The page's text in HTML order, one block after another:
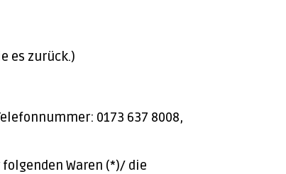
es zurück.)
0173 637 8008,
Waren (*)/ die